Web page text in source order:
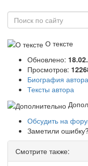
О тексте
Обновлено:
Просмотров:
Биография автора
Тексты автора
Обсудить на
Заметили ошибку?
Смотрите также: